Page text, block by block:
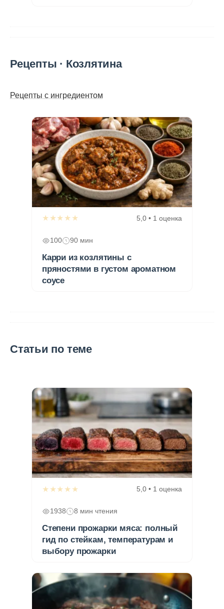
Рецепты · Козлятина
Рецепты с ингредиентом
★★★★★ 5,0 • 1 оценка
100 90 мин
Карри из козлятины с
пряностями в густом ароматном
соусе
Статьи по теме
★★★★★ 5,0 • 1 оценка
1938 8 мин чтения
Степени прожарки мяса: полный
гид по стейкам, температурам и
выбору прожарки